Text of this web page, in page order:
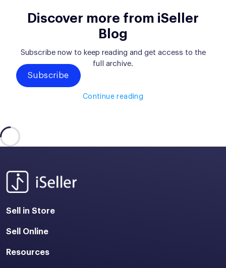
Discover more from iSeller
Blog
Subscribe now to keep reading and get access to the
full archive.
Subscribe
Continue reading
Sell in Store
Sell Online
Resources